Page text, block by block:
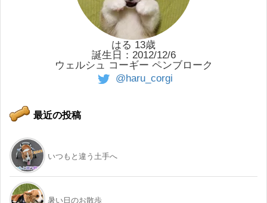
はる 13歳
誕生日：2012/12/6
ウェルシュ コーギー ペンブローク
@haru_corgi
最近の投稿
いつもと違う土手へ
暑い日のお散歩